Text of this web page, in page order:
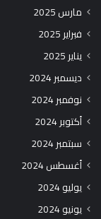
مارس 2025
فبراير 2025
يناير 2025
ديسمبر 2024
نوفمبر 2024
أكتوبر 2024
سبتمبر 2024
أغسطس 2024
يوليو 2024
يونيو 2024